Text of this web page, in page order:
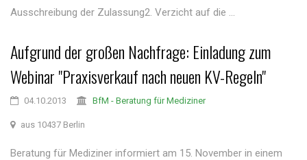
Ausschreibung der Zulassung2. Verzicht auf die ...
Aufgrund der großen Nachfrage: Einladung zum
Webinar "Praxisverkauf nach neuen KV-Regeln"
04.10.2013 BfM - Beratung für Mediziner
aus 10437 Berlin
Beratung für Mediziner informiert am 15. November in einem